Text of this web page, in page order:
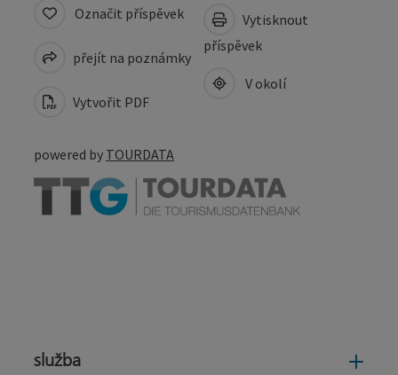
Označit příspěvek
přejít na poznámky
Vytvořit PDF
Vytisknout
příspěvek
V okolí
powered by TOURDATA
služba